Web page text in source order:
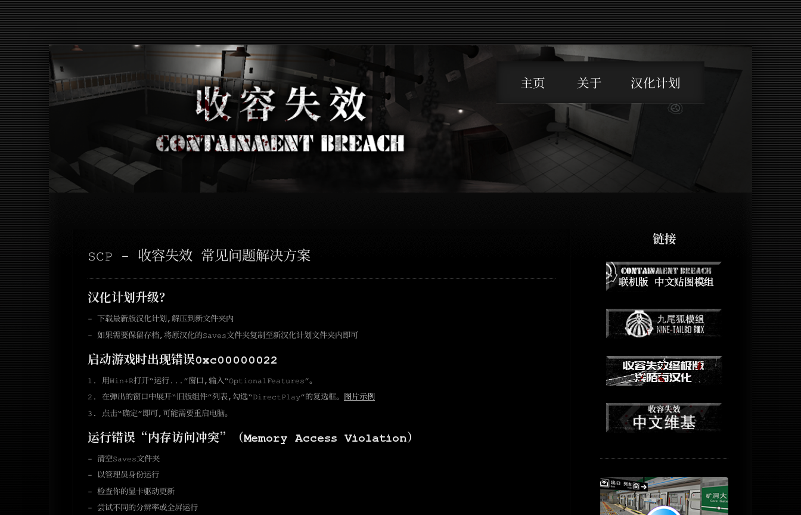
主页 关于 汉化计划
SCP - 收容失效 常见问题解决方案
汉化计划升级？
- 下载最新版汉化计划，解压到新文件夹内
- 如果需要保留存档，将原汉化的Saves文件夹复制至新汉化计划文件夹内即可
启动游戏时出现错误0xc00000022
1. 用Win+R打开“运行...”窗口，输入“OptionalFeatures”。
2. 在弹出的窗口中展开“旧版组件”列表，勾选“DirectPlay”的复选框。 图片示例
3. 点击“确定”即可，可能需要重启电脑。
运行错误“内存访问冲突”（Memory Access Violation）
- 清空Saves文件夹
- 以管理员身份运行
- 检查你的显卡驱动更新
- 尝试不同的分辨率或全屏运行
链接